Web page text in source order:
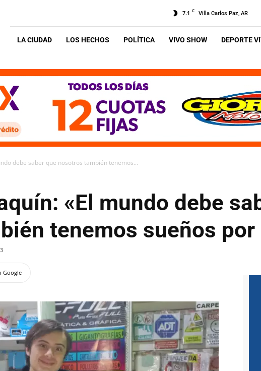
7.1 C Villa Carlos Paz, AR
LA CIUDAD LOS HECHOS POLÍTICA VIVO SHOW DEPORTE
debe saber que nosotros también tenemos...
«El mundo debe
tenemos sueños
Google